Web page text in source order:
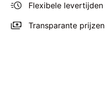
Flexibele levertijden
Transparante prijzen